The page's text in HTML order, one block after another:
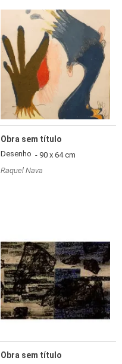
Obra sem título
Desenho - 90 x 64 cm
Raquel Nava
Obra sem título